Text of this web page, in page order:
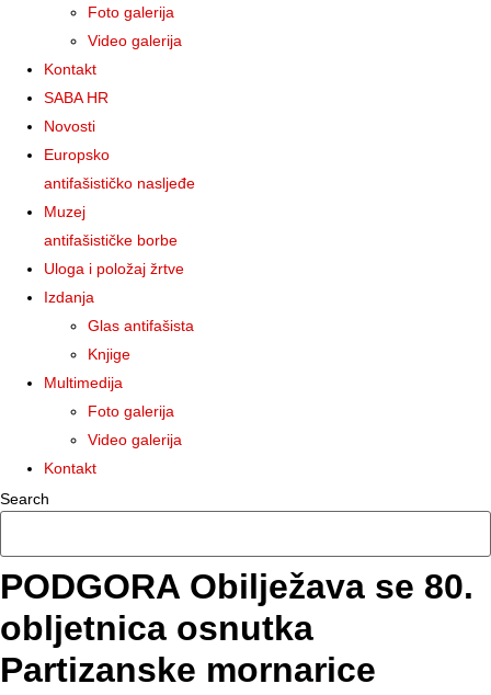
Foto galerija
Video galerija
Kontakt
SABA HR
Novosti
Europsko
antifašističko nasljeđe
Muzej
antifašističke borbe
Uloga i položaj žrtve
Izdanja
Glas antifašista
Knjige
Multimedija
Foto galerija
Video galerija
Kontakt
Search
PODGORA Obilježava se 80.
obljetnica osnutka
Partizanske mornarice